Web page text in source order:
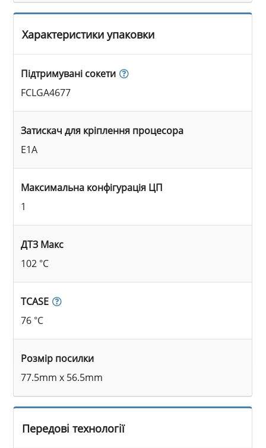
Характеристики упаковки
Підтримувані сокети
FCLGA4677
Затискач для кріплення процесора
E1A
Максимальна конфігурація ЦП
1
ДТЗ Макс
102 °C
TCASE
76 °C
Розмір посилки
77.5mm x 56.5mm
Передові технології